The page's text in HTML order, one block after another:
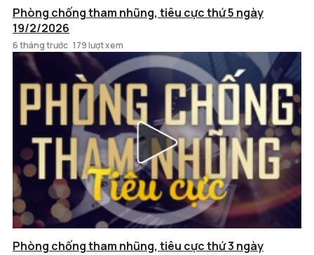
Phòng chống tham nhũng, tiêu cực thứ 5 ngày
19/2/2026
6 tháng trước 179 lượt xem
Phòng chống tham nhũng, tiêu cực thứ 3 ngày